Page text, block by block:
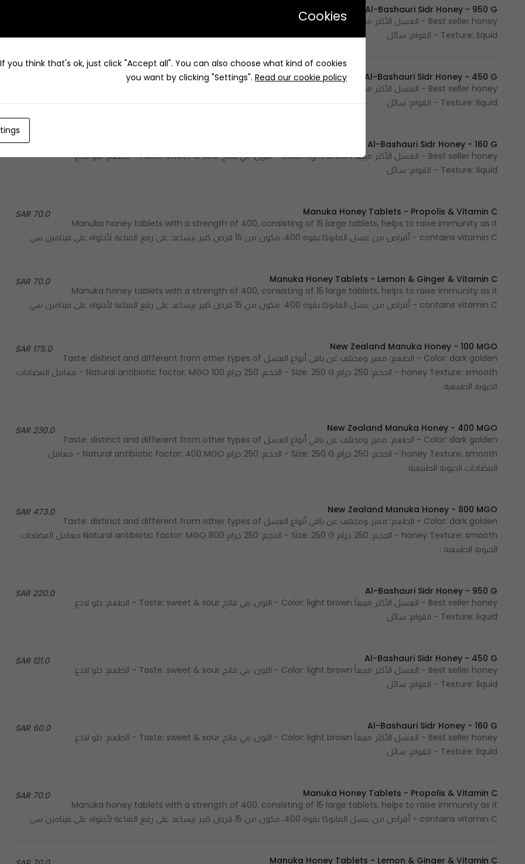
Al-Bashauri Sidr Honey - 950 G
Texture: liquid - القوام: سائل
Al-Bashauri Sidr Honey - 450 G
Texture: liquid - القوام: سائل
Al-Bashauri Sidr Honey - 160 G
Best seller honey - العسل الأكثر مبيعاً Color: light brown - اللون: بني فاتح Taste: sweet & sour - الطعم: حلو لاذع
Texture: liquid - القوام: سائل
70.0 SAR
Manuka Honey Tablets - Propolis & Vitamin C
Manuka honey tablets with a strength of 400, consisting of 15 large tablets, helps to raise immunity as it
contains vitamin C - أقراص من عسل المانوكا بقوة 400، مكون من 15 قرص كبير ييساعد على رفع المناعة لأحتواه على فيتامين سي
70.0 SAR
Manuka Honey Tablets - Lemon & Ginger & Vitamin C
Manuka honey tablets with a strength of 400, consisting of 15 large tablets, helps to raise immunity as it
contains vitamin C - أقراص من عسل المانوكا بقوة 400، مكون من 15 قرص كبير ييساعد على رفع المناعة لأحتواه على فيتامين سي
175.0 SAR
New Zealand Manuka Honey - 100 MGO
Color: dark golden - الطعم: مميز ومختلف عن باقي أنواع العسل Taste: distinct and different from other types of
honey Texture: smooth - الحجم: 250 جرام Size: 250 G - الحجم: 250 جرام Natural antibiotic factor: MGO 100 - معامل المضادات
الحيوية الطبيعية
230.0 SAR
New Zealand Manuka Honey - 400 MGO
Color: dark golden - الطعم: مميز ومختلف عن باقي أنواع العسل Taste: distinct and different from other types of
honey Texture: smooth - الحجم: 250 جرام Size: 250 G - الحجم: 250 جرام Natural antibiotic factor: 400 MGO - معامل
المضادات الحيوية الطبيعية
473.0 SAR
New Zealand Manuka Honey - 800 MGO
Color: dark golden - الطعم: مميز ومختلف عن باقي أنواع العسل Taste: distinct and different from other types of
honey Texture: smooth - الحجم: 250 جرام Size: 250 G - الحجم: 250 جرام Natural antibiotic factor: MGO 800 معامل المضادات
الحيوية الطبيعية :
220.0 SAR
Al-Bashauri Sidr Honey - 950 G
Best seller honey - العسل الأكثر مبيعاً Color: light brown - اللون: بني فاتح Taste: sweet & sour - الطعم: حلو لاذع
Texture: liquid - القوام: سائل
121.0 SAR
Al-Bashauri Sidr Honey - 450 G
Best seller honey - العسل الأكثر مبيعاً Color: light brown - اللون: بني فاتح Taste: sweet & sour - الطعم: حلو لاذع
Texture: liquid - القوام: سائل
60.0 SAR
Al-Bashauri Sidr Honey - 160 G
Best seller honey - العسل الأكثر مبيعاً Color: light brown - اللون: بني فاتح Taste: sweet & sour - الطعم: حلو لاذع
Texture: liquid - القوام: سائل
70.0 SAR
Manuka Honey Tablets - Propolis & Vitamin C
Manuka honey tablets with a strength of 400, consisting of 15 large tablets, helps to raise immunity as it
contains vitamin C - أقراص من عسل المانوكا بقوة 400، مكون من 15 قرص كبير ييساعد على رفع المناعة لأحتواه على فيتامين سي
Manuka Honey Tablets - Lemon & Ginger & Vitamin C
Cookies
you think that's ok, just click "Accept all". You can also choose what kind of cookies
you want by clicking "Settings". Read our cookie policy